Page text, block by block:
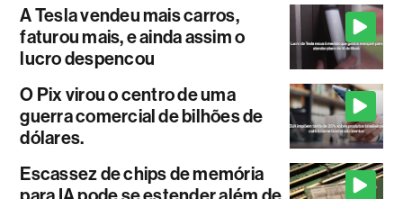
A Tesla vendeu mais carros,
faturou mais, e ainda assim o
lucro despencou
O Pix virou o centro de uma
guerra comercial de bilhões de
dólares.
Escassez de chips de memória